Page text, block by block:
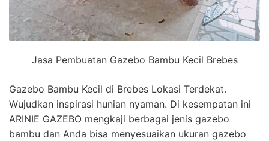
Jasa Pembuatan Gazebo Bambu Kecil Brebes
Gazebo Bambu Kecil di Brebes Lokasi Terdekat.
Wujudkan inspirasi hunian nyaman. Di kesempatan ini
ARINIE GAZEBO mengkaji berbagai jenis gazebo
bambu dan Anda bisa menyesuaikan ukuran gazebo